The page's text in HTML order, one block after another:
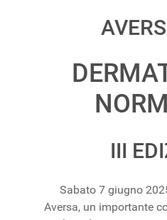
III
Sabato 7 giugno
Aversa, un importante